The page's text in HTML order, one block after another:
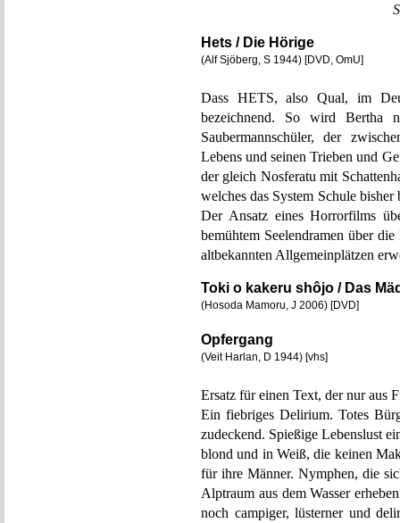
Hets / Die Hörige
(Alf Sjöberg, S 1944) [DVD, OmU]
Dass HETS, also Qual, im
bezeichnend. So wird Bertha
Saubermannschüler, der
Lebens und seinen Trieben und
der gleich Nosferatu mit
welches das System Schule
Der Ansatz eines Horrorfilms
bemühtem Seelendramen über
altbekannten Allgemeinplätzen
Toki o kakeru shôjo / Das
(Hosoda Mamoru, J 2006) [DVD]
Opfergang
(Veit Harlan, D 1944) [vhs]
Ersatz für einen Text, der nur aus
Ein fiebriges Delirium. Totes
zudeckend. Spießige Lebenslust
blond und in Weiß, die keinen
für ihre Männer. Nymphen, die
Alptraum aus dem Wasser
noch campiger, lüsterner und